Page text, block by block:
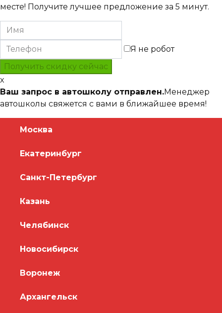
месте! Получите лучшее предложение за 5 минут.
Я не робот
x
Ваш запрос в автошколу отправлен.Менеджер
автошколы свяжется с вами в ближайшее время!
Москва
Екатеринбург
Санкт-Петербург
Казань
Челябинск
Новосибирск
Воронеж
Архангельск